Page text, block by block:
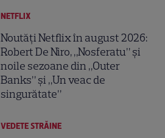
NETFLIX
Noutăți Netflix în august 2026:
Robert De Niro, „Nosferatu” și
noile sezoane din „Outer
Banks” și „Un veac de
singurătate”
VEDETE STRĂINE